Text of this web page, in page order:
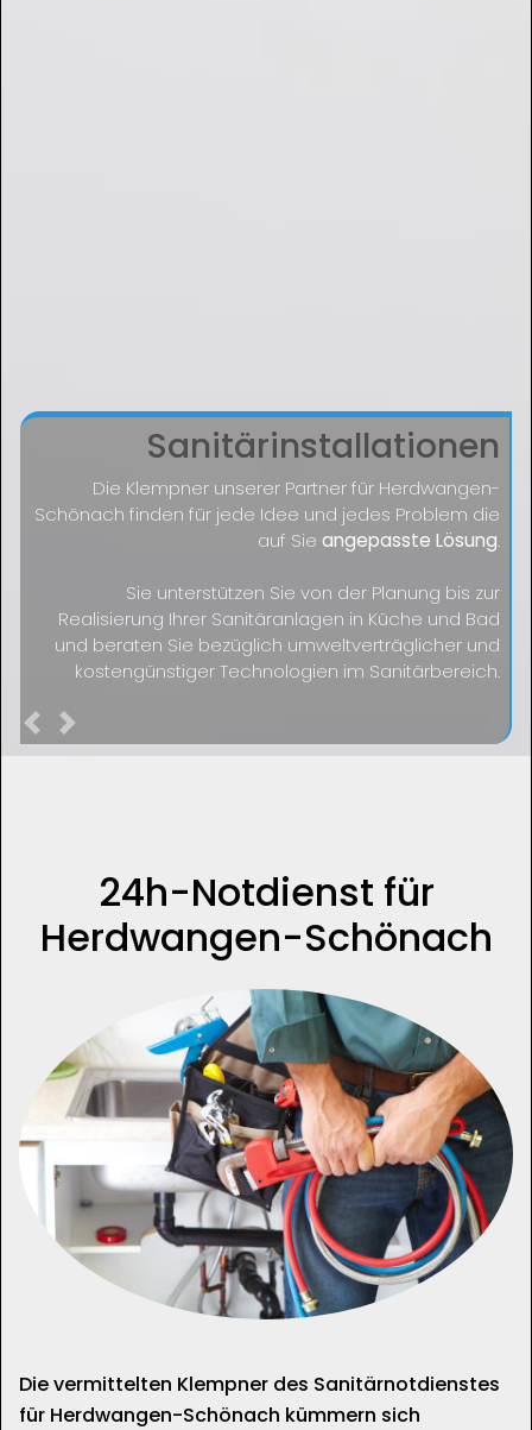
Sanitärinstallationen
Die Klempner unserer Partner für Herdwangen-
Schönach finden für jede Idee und jedes Problem die
auf Sieangepasste Lösung.
Sie unterstützen Sie von der Planung bis zur
Realisierung Ihrer Sanitäranlagen in Küche und Bad
und beraten Sie bezüglich umweltverträglicher und
kostengünstiger Technologien im Sanitärbereich.
Previous
24h-Notdienst für
Herdwangen-Schönach
Die vermittelten Klempner des Sanitärnotdienstes
für Herdwangen-Schönach kümmern sich